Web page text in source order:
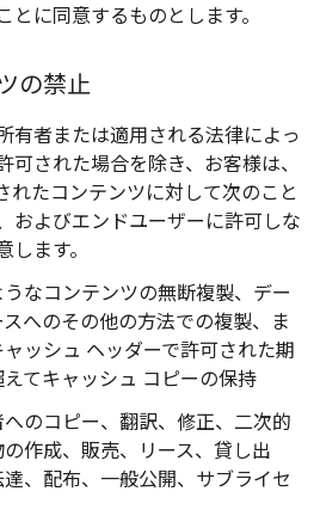
とに同意するものとします。
の禁止
有者または適用される法律によっ
可された場合を除き、お客様は、
れたコンテンツに対して次のこと
およびエンドユーザーに許可しな
します。
うなコンテンツの無断複製、デー
スへのその他の方法での複製、ま
ャッシュ ヘッダーで許可された期
えてキャッシュ コピーの保持
のコピー、翻訳、修正、二次的
の作成、販売、リース、貸し出
達、配布、一般公開、サブライセ